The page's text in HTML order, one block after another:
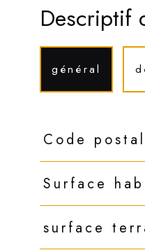
Descriptif
général
Code postal
Surface
surface